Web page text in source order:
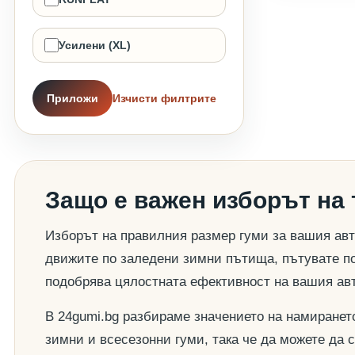
Усилени (XL)
Приложи Изчисти филтрите
Защо е важен изборът на
Изборът на правилния размер гуми за вашия
движите по заледени зимни пътища, пътувате
подобрява цялостната ефективност на вашия
В 24gumi.bg разбираме значението на
зимни и всесезонни гуми, така че да можете да